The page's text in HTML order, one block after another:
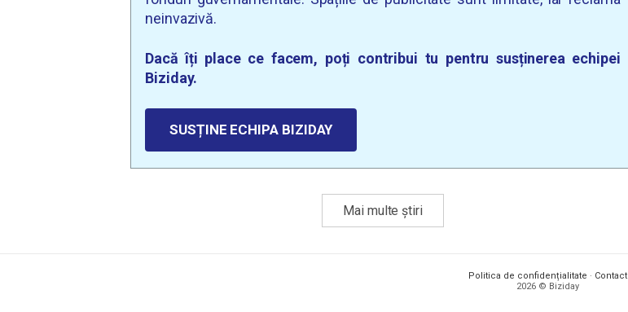
neinvazivă.
Dacă îți place ce facem, poți contribui tu pentru susținerea echipei
Biziday.
SUSȚINE ECHIPA BIZIDAY
Mai multe știri
Politica de confidențialitate · Contact
2026 © Biziday